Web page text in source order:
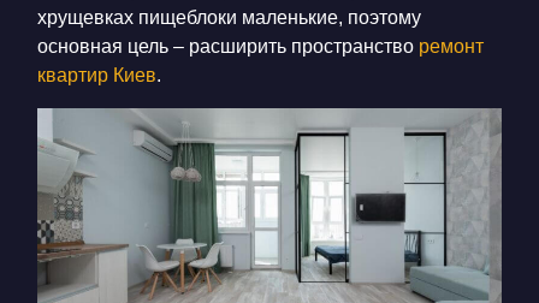
хрущевках пищеблоки маленькие, поэтому
основная цель – расширить пространство ремонт
квартир Киев.